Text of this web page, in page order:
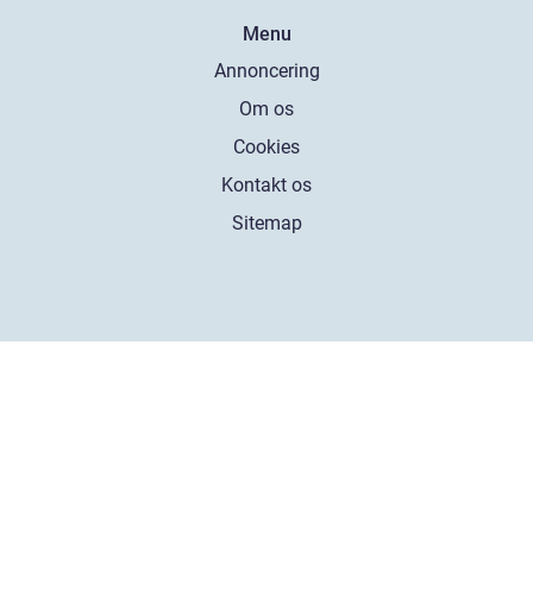
Menu
Annoncering
Om os
Cookies
Kontakt os
Sitemap